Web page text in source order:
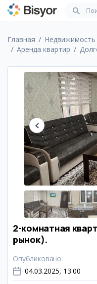
Главная Недвижимость
Аренда квартир
2-комнатная
рынок).
Опубликовано:
04.03.2025, 13:00